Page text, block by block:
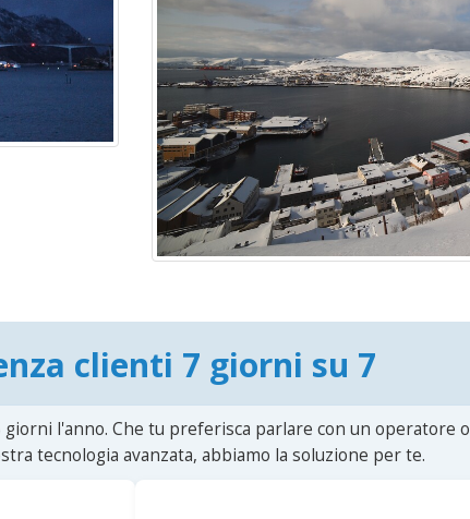
clienti 7 giorni su 7
giorni l'anno. Che tu preferisca parlare con un operatore o
tecnologia avanzata, abbiamo la soluzione per te.